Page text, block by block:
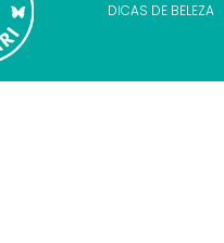
DICAS DE BELEZA